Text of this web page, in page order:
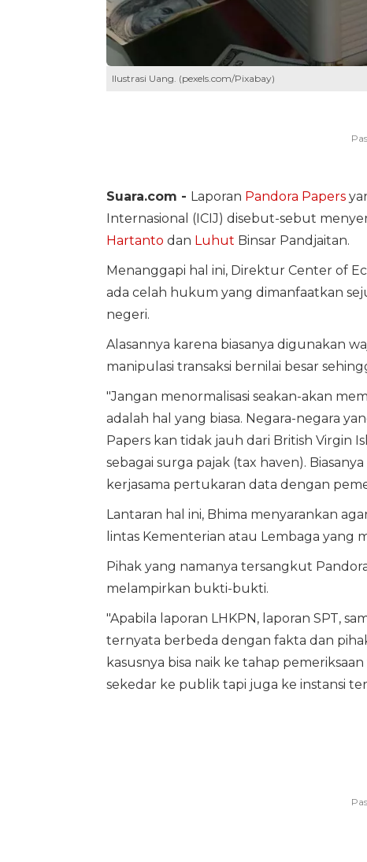
Ilustrasi Uang. (pexels.com/Pixabay)
Suara.com - Laporan Pandora Papers
Internasional (ICIJ) disebut-sebut
Hartanto dan Luhut Binsar Pandjaitan.
Menanggapi hal ini, Direktur Center of
ada celah hukum yang dimanfaatkan
negeri.
Alasannya karena biasanya digunakan
manipulasi transaksi bernilai besar
"Jangan menormalisasi seakan-akan
adalah hal yang biasa. Negara-negara
Papers kan tidak jauh dari British Virgin
sebagai surga pajak (tax haven).
kerjasama pertukaran data dengan
Lantaran hal ini, Bhima menyarankan
lintas Kementerian atau Lembaga yang
Pihak yang namanya tersangkut
melampirkan bukti-bukti.
"Apabila laporan LHKPN, laporan SPT,
ternyata berbeda dengan fakta dan
kasusnya bisa naik ke tahap
sekedar ke publik tapi juga ke instansi